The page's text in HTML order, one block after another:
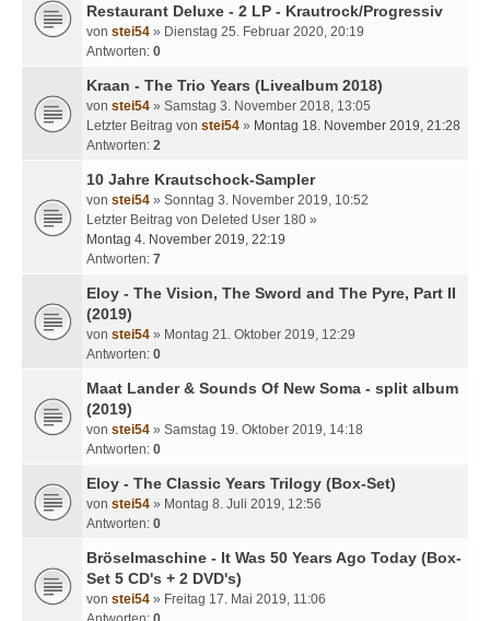
Restaurant Deluxe - 2 LP - Krautrock/Progressiv
von stei54 » Dienstag 25. Februar 2020, 20:19
Antworten: 0
Kraan - The Trio Years (Livealbum 2018)
von stei54 » Samstag 3. November 2018, 13:05
Letzter Beitrag von stei54 » Montag 18. November 2019, 21:28
Antworten: 2
10 Jahre Krautschock-Sampler
von stei54 » Sonntag 3. November 2019, 10:52
Letzter Beitrag von Deleted User 180 »
Montag 4. November 2019, 22:19
Antworten: 7
Eloy - The Vision, The Sword and The Pyre, Part II
(2019)
von stei54 » Montag 21. Oktober 2019, 12:29
Antworten: 0
Maat Lander & Sounds Of New Soma - split album
(2019)
von stei54 » Samstag 19. Oktober 2019, 14:18
Antworten: 0
Eloy - The Classic Years Trilogy (Box-Set)
von stei54 » Montag 8. Juli 2019, 12:56
Antworten: 0
Bröselmaschine - It Was 50 Years Ago Today (Box-
Set 5 CD's + 2 DVD's)
von stei54 » Freitag 17. Mai 2019, 11:06